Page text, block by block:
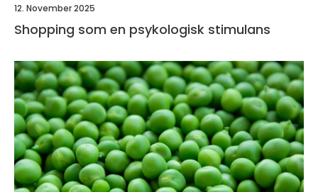
12. November 2025
Shopping som en psykologisk stimulans